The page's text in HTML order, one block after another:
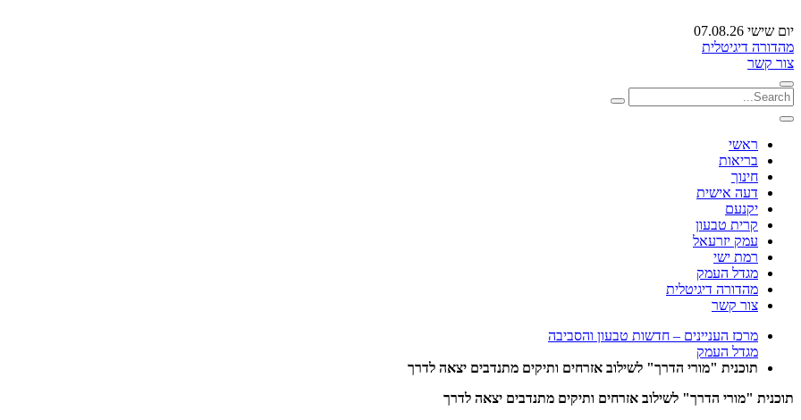
יום שישי 07.08.26
מהדורה דיגיטלית
צור קשר
ראשי
בריאות
חינוך
דעה אישית
יקנעם
קרית טבעון
עמק יזרעאל
רמת ישי
מגדל העמק
מהדורה דיגיטלית
צור קשר
מרכז העניינים – חדשות טבעון והסביבה
מגדל העמק
תוכנית "מורי הדרך" לשילוב אזרחים ותיקים מתנדבים יצאה לדרך
תוכנית "מורי הדרך" לשילוב אזרחים ותיקים מתנדבים יצאה לדרך